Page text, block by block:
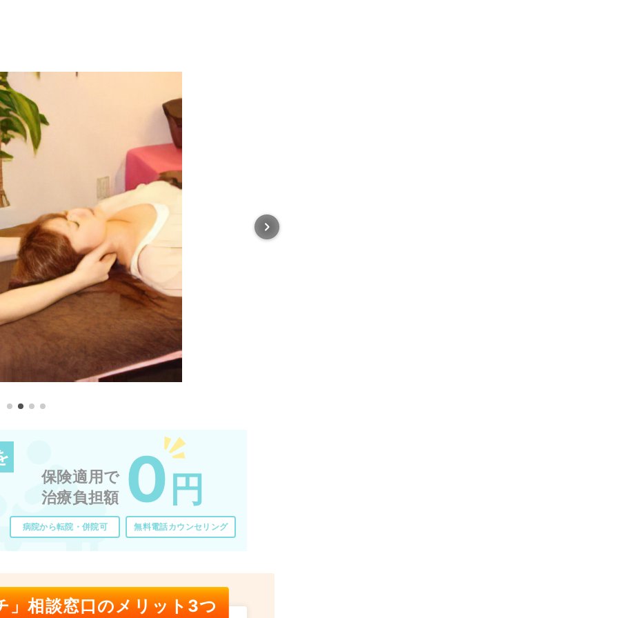
保険適用で
治療負担額 0円
病院から転院・併院可 無料電話カウンセリング
」相談窓口のメリット3つ